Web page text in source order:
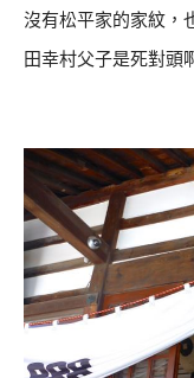
沒有松平家的家紋，
田幸村父子是死對頭